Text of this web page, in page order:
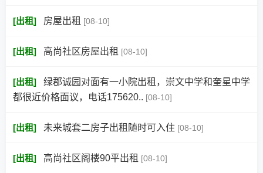
[出租] 房屋出租 [08-10]
[出租] 高尚社区房屋出租 [08-10]
[出租]
绿郡诚园对面有一小院出租，崇文中学和奎星中学
都很近价格面议，电话175620.. [08-10]
[出租] 未来城套二房子出租随时可入住 [08-10]
[出租] 高尚社区阁楼90平出租 [08-10]